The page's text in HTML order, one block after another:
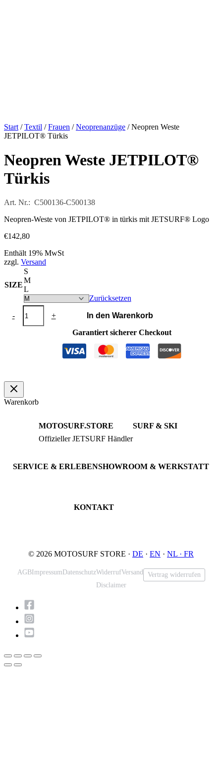
Start /Textil /Frauen /Neoprenanzüge / Neopren Weste
JETPILOT® Türkis
Neopren Weste JETPILOT®
Türkis
Art. Nr.: C500136-C500138
Neopren-Weste von JETPILOT® in türkis mit JETSURF® Logo
€142,80
Enthält 19% MwSt
zzgl. Versand
SIZE
S
M
L
Zurücksetzen
-
Neopren
Weste
JETPILOT®
+
In den Warenkorb
Garantiert sicherer Checkout
Warenkorb
MOTOSURF.STORE
Offizieller JETSURF Händler
SURF & SKI
JETSURF Boards
SERVICE & ERLEBENSHOWROOM & WERKSTATT
KONTAKT
© 2026 MOTOSURF STORE · DE · EN · NL · FR
AGBImpressum DatenschutzWiderrufVersand
Vertrag widerrufen
Disclaimer
Nach
oben